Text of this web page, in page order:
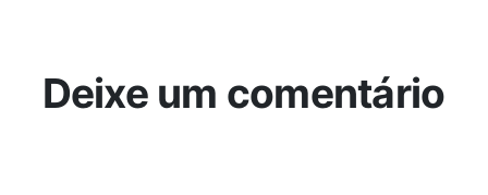
Deixe um comentário